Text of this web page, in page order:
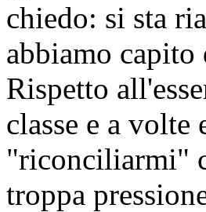
chiedo: si sta
abbiamo capito
Rispetto
classe e a volte
"riconciliarmi"
troppa